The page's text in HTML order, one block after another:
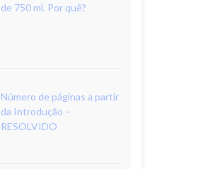
de 750 ml. Por quê?
Número de páginas a partir
da Introdução –
RESOLVIDO